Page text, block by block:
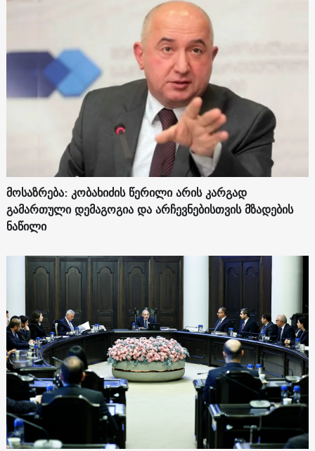
მოსაზრება: კობახიძის წერილი არის კარგად
გამართული დემაგოგია და არჩევნებისთვის მზადების
ნაწილი